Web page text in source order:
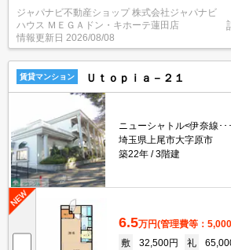
快適エアコン♪室内洗濯機置場有♪ＴＶモニタ
敷地内駐車場有♪東大宮駅ご送迎または現地
ます♪ジャパナビ不動産ショップＭＥＧＡド
ジャパナビ不動産ショップ 株式会社ジャパナビ
ハウス ＭＥＧＡドン・キホーテ蓮田店
情報更新日 2026/08/08
賃貸マンション Ｕｔｏｐｉａ－２１
ニューシャトル<伊奈線･
埼玉県上尾市大字原市
築22年
3階建
6.5万円(管理費等：
敷
32,500円 礼